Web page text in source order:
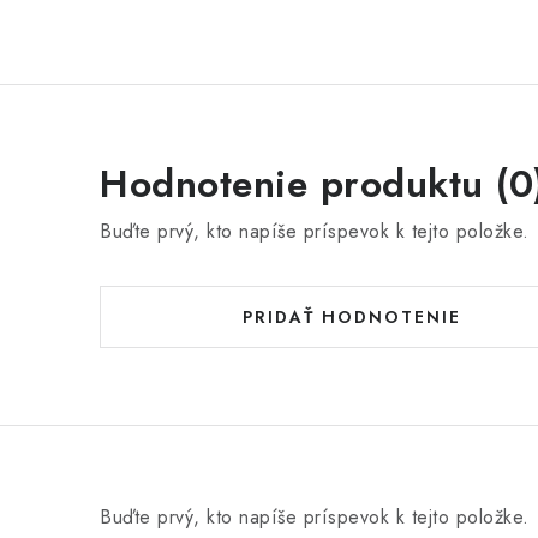
Hodnotenie produktu
Buďte prvý, kto napíše príspevok k tejto položke.
PRIDAŤ HODNOTENIE
Buďte prvý, kto napíše príspevok k tejto položke.